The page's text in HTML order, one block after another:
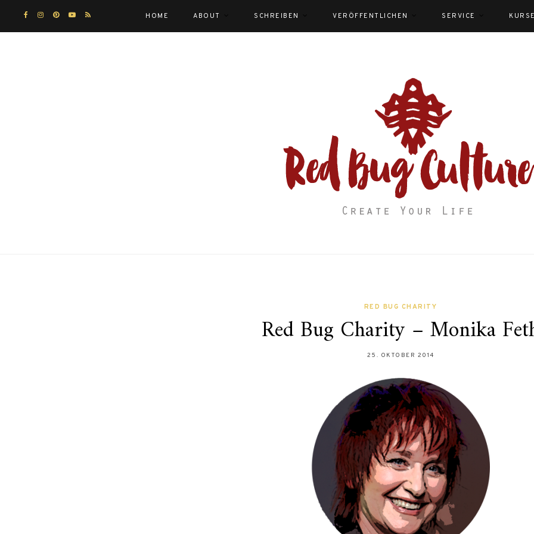
HOME ABOUT SCHREIBEN VERÖFFENTLICHEN SERVICE
RED BUG CHARITY
Red Bug Charity – Monika
25. OKTOBER 2014